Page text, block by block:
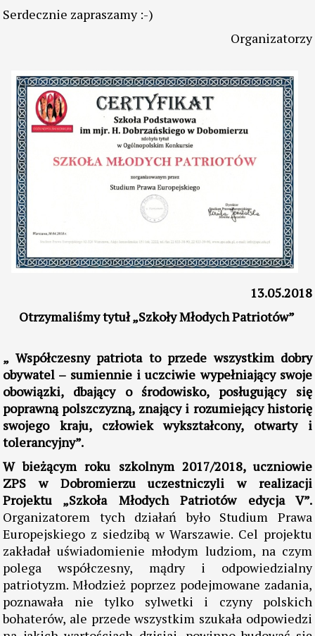
Program Konkursu:
12.00 - Ogłoszenie wyników, występy laureatów.
Serdecznie zapraszamy :-)
Organizatorzy
13.05.2018
Otrzymaliśmy tytuł „Szkoły Młodych Patriotów”
„ Współczesny patriota to przede wszystkim dobry
obywatel – sumiennie i uczciwie wypełniający swoje
obowiązki, dbający o środowisko, posługujący się
poprawną polszczyzną, znający i rozumiejący historię
swojego kraju, człowiek wykształcony, otwarty i
tolerancyjny”.
W bieżącym roku szkolnym 2017/2018, uczniowie
ZPS w Dobromierzu uczestniczyli w realizacji
Projektu „Szkoła Młodych Patriotów edycja V”.
Organizatorem tych działań było Studium Prawa
Europejskiego z siedzibą w Warszawie. Cel projektu